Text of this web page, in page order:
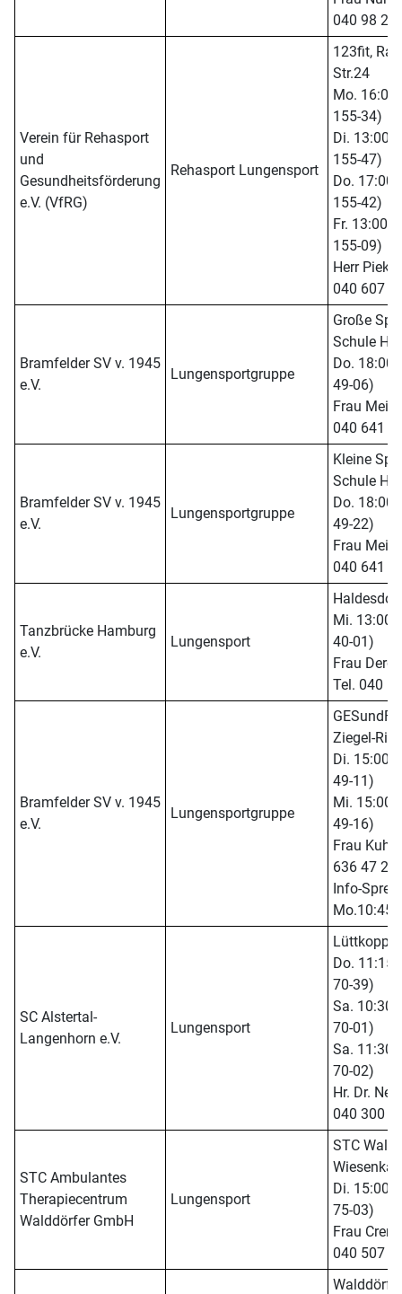
040 98 23
Verein für Rehasport
und
Gesundheitsförderung
e.V. (VfRG)
Rehasport Lungensport
123fit,
Str.24
Mo. 16:00
155-34)
Di. 13:00 -
155-47)
Do. 17:00
155-42)
Fr. 13:00 -
155-09)
Herr
040 607
Bramfelder SV v. 1945
e.V.
Lungensportgruppe
Große
Schule
Do. 18:00
49-06)
Frau
040 641
Bramfelder SV v. 1945
e.V.
Lungensportgruppe
Kleine
Schule
Do. 18:00
49-22)
Frau
040 641
Tanzbrücke Hamburg
e.V.
Lungensport
Mi. 13:00
40-01)
Frau
Tel. 040
Bramfelder SV v. 1945
e.V.
Lungensportgruppe
Ziegel-
Di. 15:00 -
49-11)
Mi. 15:00
49-16)
Frau
636 47
Info-
Mo.10:45-
SC Alstertal-
Langenhorn e.V.
Lungensport
Do. 11:15
70-39)
Sa. 10:30
70-01)
Sa. 11:30
70-02)
Hr. Dr.
040 300
STC Ambulantes
Therapiecentrum
Walddörfer GmbH
Lungensport
STC
Di. 15:00 -
75-03)
Frau
040 507